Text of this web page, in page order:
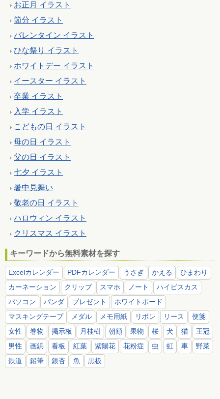
お正月 イラスト
節分 イラスト
バレンタイン イラスト
ひな祭り イラスト
ホワイトデー イラスト
イースター イラスト
卒業 イラスト
入学 イラスト
こどもの日 イラスト
母の日 イラスト
父の日 イラスト
七夕 イラスト
暑中見舞い
敬老の日 イラスト
ハロウィン イラスト
クリスマス イラスト
キーワードから無料素材を探す
Excelカレンダー PDFカレンダー うさぎ かえる
ひまわり
カーネーション
クリップ スマホ ノート
ハイビスカス
パソコン
パンダ プレゼント
ホワイトボード
マスキングテープ
メダル メモ用紙 リボン リース
便箋
女性
巻物 掲示板 月桂樹 朝顔 果物 桜 犬 猫
王冠
男性
画鋲 看板 紅葉 紫陽花 花粉症 虫 虹 車
野菜
鉄道
鉛筆 銀杏 魚 黒板